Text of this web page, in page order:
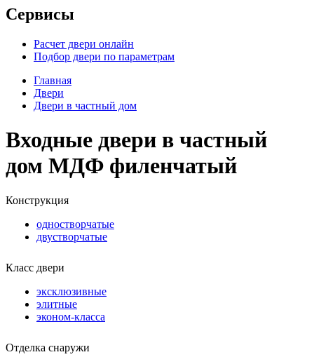
Сервисы
Расчет двери онлайн
Подбор двери по параметрам
Главная
Двери
Двери в частный дом
Входные двери в частный
дом МДФ филенчатый
Конструкция
одностворчатые
двустворчатые
Класс двери
эксклюзивные
элитные
эконом-класса
Отделка снаружи